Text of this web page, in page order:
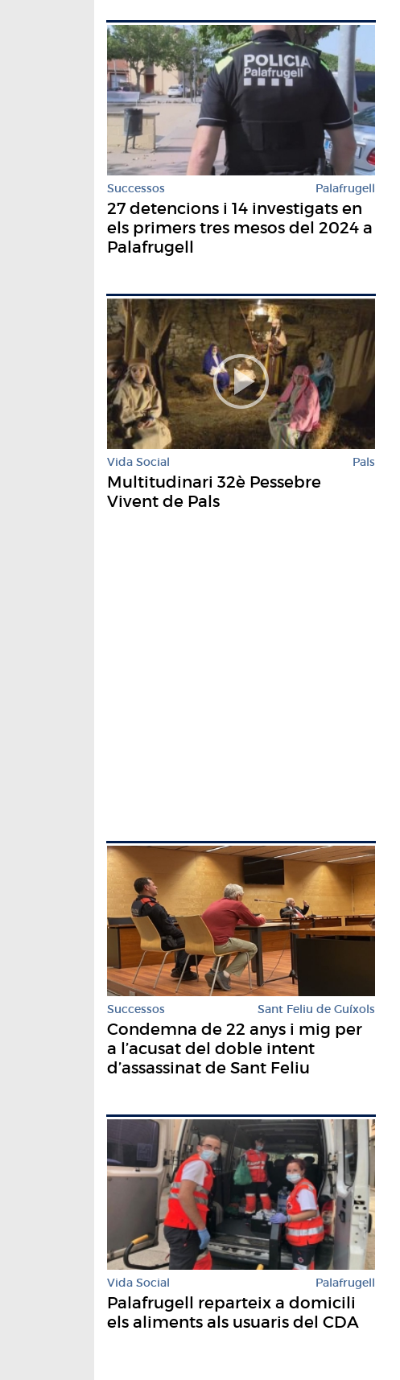
Successos Palafrugell
27 detencions i 14 investigats en
els primers tres mesos del 2024 a
Palafrugell
Vida Social Pals
Multitudinari 32è Pessebre
Vivent de Pals
Successos Sant Feliu de Guíxols
Condemna de 22 anys i mig per
a l’acusat del doble intent
d’assassinat de Sant Feliu
Vida Social Palafrugell
Palafrugell reparteix a domicili
els aliments als usuaris del CDA